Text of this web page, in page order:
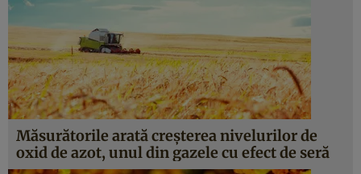
Măsurătorile arată creşterea nivelurilor de
oxid de azot, unul din gazele cu efect de seră